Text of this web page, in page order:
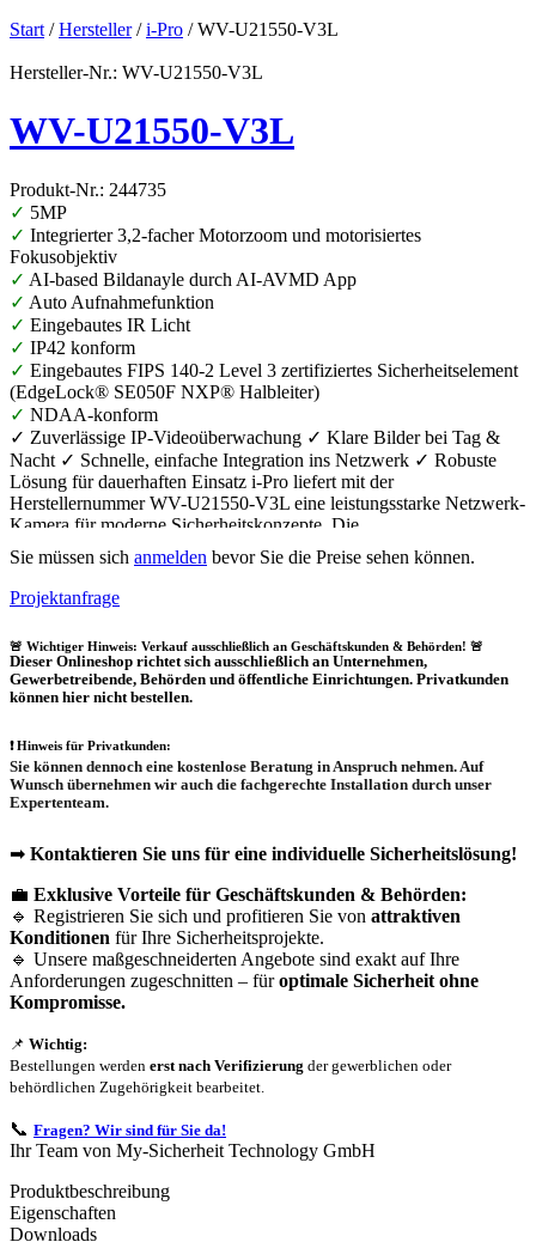
Start /Hersteller/i-Pro / WV-U21550-V3L
Hersteller-Nr.: WV-U21550-V3L
WV-U21550-V3L
Produkt-Nr.: 244735
✓ 5MP
✓ Integrierter 3,2-facher Motorzoom und motorisiertes
Fokusobjektiv
✓ AI-based Bildanayle durch AI-AVMD App
✓ Auto Aufnahmefunktion
✓ Eingebautes IR Licht
✓ IP42 konform
✓ Eingebautes FIPS 140-2 Level 3 zertifiziertes Sicherheitselement
(EdgeLock® SE050F NXP® Halbleiter)
✓ NDAA-konform
✓ Zuverlässige IP-Videoüberwachung ✓ Klare Bilder bei Tag &
Nacht ✓ Schnelle, einfache Integration ins Netzwerk ✓ Robuste
Lösung für dauerhaften Einsatz i-Pro liefert mit der
Herstellernummer WV-U21550-V3L eine leistungsstarke Netzwerk-
Kamera für moderne Sicherheitskonzepte. Die
Überwachungskamera unterstützt eine effiziente Videoüberwachung
in Unternehmen, öffentlichen Bereichen und anspruchsvollen
Objektumgebungen – ideal für Eingänge, Parkflächen oder Lager.
Profitieren Sie von hoher Betriebssicherheit, überzeugender
Systeme. Alleinstellungsmerkmal: professioneller i-Pro
Qualitätsstandard für verlässliche, shop-optimierte
Sicherheitslösungen.
Sie müssen sich anmelden bevor Sie die Preise sehen können.
Projektanfrage
🚨 Wichtiger Hinweis: Verkauf ausschließlich an Geschäftskunden & Behörden! 🚨
Dieser Onlineshop richtet sich ausschließlich an Unternehmen,
Gewerbetreibende, Behörden und öffentliche Einrichtungen. Privatkunden
können hier nicht bestellen.
❗Hinweis für Privatkunden:
Sie können dennoch eine kostenlose Beratung in Anspruch nehmen. Auf
Wunsch übernehmen wir auch die fachgerechte Installation durch unser
Expertenteam.
➡ Kontaktieren Sie uns für eine individuelle Sicherheitslösung!
💼 Exklusive Vorteile für Geschäftskunden & Behörden:
🔹 Registrieren Sie sich und profitieren Sie von attraktiven
Konditionen für Ihre Sicherheitsprojekte.
🔹 Unsere maßgeschneiderten Angebote sind exakt auf Ihre
Anforderungen zugeschnitten – füroptimale Sicherheit ohne
Kompromisse.
📌 Wichtig:
Bestellungen werden erst nach Verifizierung der gewerblichen oder
behördlichen Zugehörigkeit bearbeitet.
📞 Fragen? Wir sind für Sie da!
Ihr Team von My-Sicherheit Technology GmbH
Produktbeschreibung
Eigenschaften
Downloads